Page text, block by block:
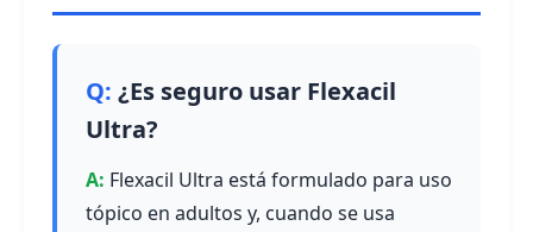
¿Es seguro usar Flexacil
Ultra?
Flexacil Ultra está formulado para uso
tópico en adultos y, cuando se usa